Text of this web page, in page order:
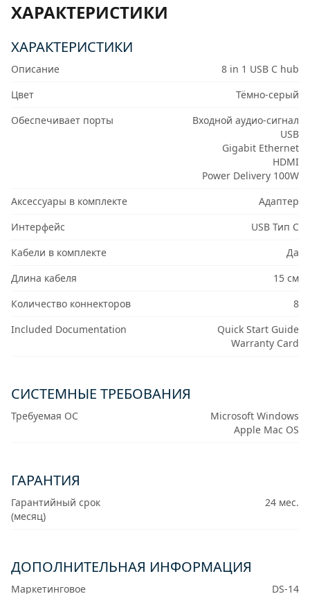
ХАРАКТЕРИСТИКИ
ХАРАКТЕРИСТИКИ
Описание
8 in 1 USB C hub
Цвет
Тёмно-серый
Обеспечивает порты
Входной аудио-сигнал
USB
Gigabit Ethernet
HDMI
Power Delivery 100W
Аксессуары в комплекте
Адаптер
Интерфейс
USB Тип C
Кабели в комплекте
Да
Длина кабеля
15 см
Количество коннекторов
8
Included Documentation
Quick Start Guide
Warranty Card
СИСТЕМНЫЕ ТРЕБОВАНИЯ
Требуемая ОС
Microsoft Windows
Apple Mac OS
ГАРАНТИЯ
Гарантийный срок
(месяц)
24 мес.
ДОПОЛНИТЕЛЬНАЯ ИНФОРМАЦИЯ
Маркетинговое DS-14